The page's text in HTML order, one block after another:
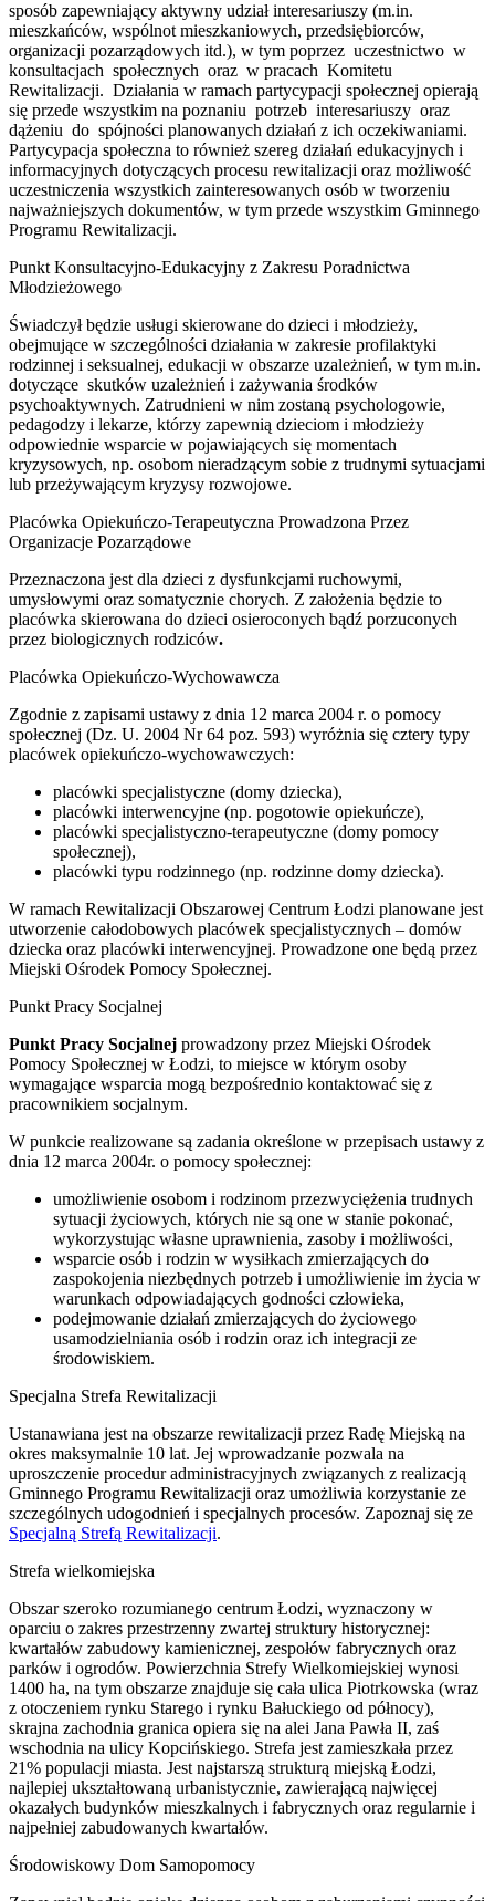
sposób zapewniający aktywny udział interesariuszy (m.in.
mieszkańców, wspólnot mieszkaniowych, przedsiębiorców,
organizacji pozarządowych itd.), w tym poprzez uczestnictwo w
konsultacjach społecznych oraz w pracach Komitetu
Rewitalizacji. Działania w ramach partycypacji społecznej opierają
się przede wszystkim na poznaniu potrzeb interesariuszy oraz
dążeniu do spójności planowanych działań z ich oczekiwaniami.
Partycypacja społeczna to również szereg działań edukacyjnych i
informacyjnych dotyczących procesu rewitalizacji oraz możliwość
uczestniczenia wszystkich zainteresowanych osób w tworzeniu
najważniejszych dokumentów, w tym przede wszystkim Gminnego
Programu Rewitalizacji.
Punkt Konsultacyjno-Edukacyjny z Zakresu Poradnictwa
Młodzieżowego
Świadczył będzie usługi skierowane do dzieci i młodzieży,
obejmujące w szczególności działania w zakresie profilaktyki
rodzinnej i seksualnej, edukacji w obszarze uzależnień, w tym m.in.
dotyczące skutków uzależnień i zażywania środków
psychoaktywnych. Zatrudnieni w nim zostaną psychologowie,
pedagodzy i lekarze, którzy zapewnią dzieciom i młodzieży
odpowiednie wsparcie w pojawiających się momentach
kryzysowych, np. osobom nieradzącym sobie z trudnymi sytuacjami
lub przeżywającym kryzysy rozwojowe.
Placówka Opiekuńczo-Terapeutyczna Prowadzona Przez
Organizacje Pozarządowe
Przeznaczona jest dla dzieci z dysfunkcjami ruchowymi,
umysłowymi oraz somatycznie chorych. Z założenia będzie to
placówka skierowana do dzieci osieroconych bądź porzuconych
przez biologicznych rodziców.
Placówka Opiekuńczo-Wychowawcza
Zgodnie z zapisami ustawy z dnia 12 marca 2004 r. o pomocy
społecznej (Dz. U. 2004 Nr 64 poz. 593) wyróżnia się cztery typy
placówek opiekuńczo-wychowawczych:
placówki specjalistyczne (domy dziecka),
placówki interwencyjne (np. pogotowie opiekuńcze),
placówki specjalistyczno-terapeutyczne (domy pomocy
społecznej),
placówki typu rodzinnego (np. rodzinne domy dziecka).
W ramach Rewitalizacji Obszarowej Centrum Łodzi planowane jest
utworzenie całodobowych placówek specjalistycznych – domów
dziecka oraz placówki interwencyjnej. Prowadzone one będą przez
Miejski Ośrodek Pomocy Społecznej.
Punkt Pracy Socjalnej
Punkt Pracy Socjalnej prowadzony przez Miejski Ośrodek
Pomocy Społecznej w Łodzi, to miejsce w którym osoby
wymagające wsparcia mogą bezpośrednio kontaktować się z
pracownikiem socjalnym.
W punkcie realizowane są zadania określone w przepisach ustawy z
dnia 12 marca 2004r. o pomocy społecznej:
umożliwienie osobom i rodzinom przezwyciężenia trudnych
sytuacji życiowych, których nie są one w stanie pokonać,
wykorzystując własne uprawnienia, zasoby i możliwości,
wsparcie osób i rodzin w wysiłkach zmierzających do
zaspokojenia niezbędnych potrzeb i umożliwienie im życia w
warunkach odpowiadających godności człowieka,
podejmowanie działań zmierzających do życiowego
usamodzielniania osób i rodzin oraz ich integracji ze
środowiskiem.
Specjalna Strefa Rewitalizacji
Ustanawiana jest na obszarze rewitalizacji przez Radę Miejską na
okres maksymalnie 10 lat. Jej wprowadzanie pozwala na
uproszczenie procedur administracyjnych związanych z realizacją
Gminnego Programu Rewitalizacji oraz umożliwia korzystanie ze
szczególnych udogodnień i specjalnych procesów. Zapoznaj się ze
Specjalną Strefą Rewitalizacji.
Strefa wielkomiejska
Obszar szeroko rozumianego centrum Łodzi, wyznaczony w
oparciu o zakres przestrzenny zwartej struktury historycznej:
kwartałów zabudowy kamienicznej, zespołów fabrycznych oraz
parków i ogrodów. Powierzchnia Strefy Wielkomiejskiej wynosi
1400 ha, na tym obszarze znajduje się cała ulica Piotrkowska (wraz
z otoczeniem rynku Starego i rynku Bałuckiego od północy),
skrajna zachodnia granica opiera się na alei Jana Pawła II, zaś
wschodnia na ulicy Kopcińskiego. Strefa jest zamieszkała przez
21% populacji miasta. Jest najstarszą strukturą miejską Łodzi,
najlepiej ukształtowaną urbanistycznie, zawierającą najwięcej
okazałych budynków mieszkalnych i fabrycznych oraz regularnie i
najpełniej zabudowanych kwartałów.
Środowiskowy Dom Samopomocy